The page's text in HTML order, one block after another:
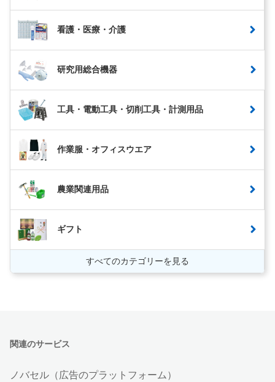
看護・医療・介護
研究用総合機器
工具・電動工具・切削工具・計測用品
作業服・オフィスウエア
農業関連用品
ギフト
すべてのカテゴリーを見る
関連のサービス
ノバセル（広告のプラットフォーム）